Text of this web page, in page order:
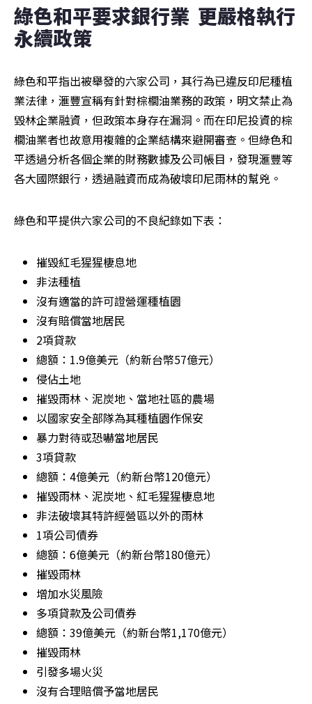
綠色和平要求銀行業  更嚴格執行
永續政策
綠色和平指出被舉發的六家公司，其行為已違反印尼種植
業法律，滙豐宣稱有針對棕櫚油業務的政策，明文禁止為
毀林企業融資，但政策本身存在漏洞。而在印尼投資的棕
櫚油業者也故意用複雜的企業結構來避開審查。但綠色和
平透過分析各個企業的財務數據及公司帳目，發現滙豐等
各大國際銀行，透過融資而成為破壞印尼雨林的幫兇。
綠色和平提供六家公司的不良紀錄如下表：
摧毀紅毛猩猩棲息地
非法種植
沒有適當的許可證營運種植園
沒有賠償當地居民
2項貸款
總額：1.9億美元（約新台幣57億元）
侵佔土地
摧毀雨林、泥炭地、當地社區的農場
以國家安全部隊為其種植園作保安
暴力對待或恐嚇當地居民
3項貸款
總額：4億美元（約新台幣120億元）
摧毀雨林、泥炭地、紅毛猩猩棲息地
非法破壞其特許經營區以外的雨林
1項公司債券
總額：6億美元（約新台幣180億元）
摧毀雨林
增加水災風險
多項貸款及公司債券
總額：39億美元（約新台幣1,170億元）
摧毀雨林
引發多場火災
沒有合理賠償予當地居民